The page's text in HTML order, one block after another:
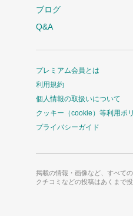
ブログ
Q&A
プレミアム会員とは
利用規約
個人情報の取扱いについて
クッキー（cookie）等利用ポ
プライバシーガイド
掲載の情報・画像など、すべて
クチコミなどの投稿はあくまで